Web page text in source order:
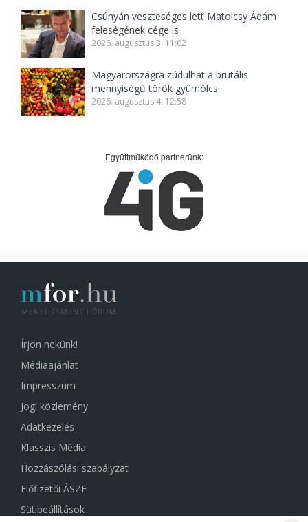
Csúnyán veszteséges lett Matolcsy Ádám
feleségének cége is
2026. augusztus 3. 11:02
Magyarországra zúdulhat a brutális
mennyiségű török gyümölcs
2026. augusztus 4. 12:58
Együttműködő partnerünk:
Írjon nekünk!
Médiaajánlat
Impresszum
Jogi közlemény
Adatkezelés
Klasszis Média
Hozzászólási szabályzat
Előfizetői ÁSZF
Sütibeállítások